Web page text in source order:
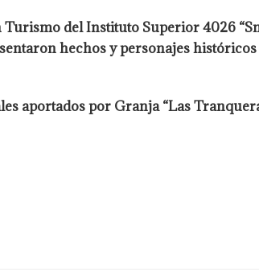
del Instituto Superior 4026
hechos y personajes
aportados por Granja “Las